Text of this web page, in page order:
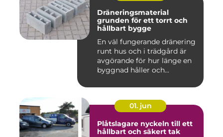
Dräneringsmaterial
grunden för ett torrt och
hållbart bygge
En väl fungerande dränering
runt hus och i trädgård är
avgörande för hur länge en
byggnad håller och...
01. jun
Plåtslagare nyckeln till ett
hållbart och säkert tak